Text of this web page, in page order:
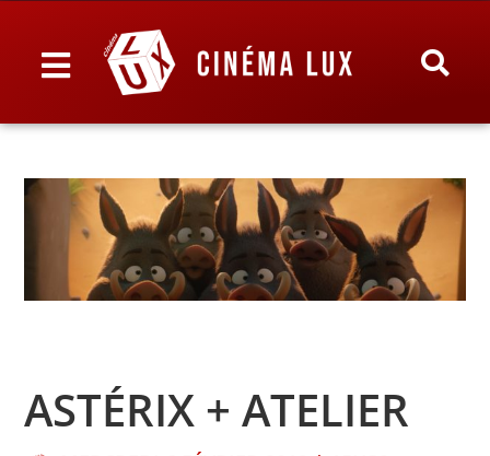
ASTÉRIX + ATELIER